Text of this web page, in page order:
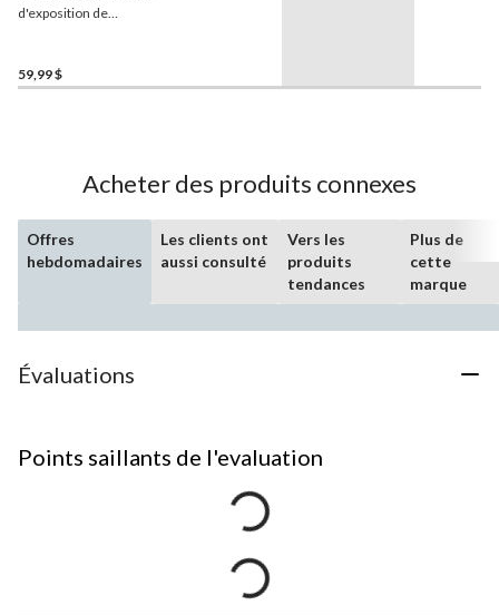
d'exposition de
pièces, 14 ans et plus
59,99 $
Acheter des produits connexes
Offres
hebdomadaires
Les clients ont
aussi consulté
Vers les
produits
tendances
Plus de
cette
marque
Évaluations
Points saillants de l'evaluation